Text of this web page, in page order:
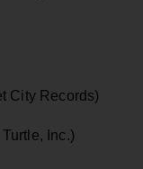
City Records)
Inc.)